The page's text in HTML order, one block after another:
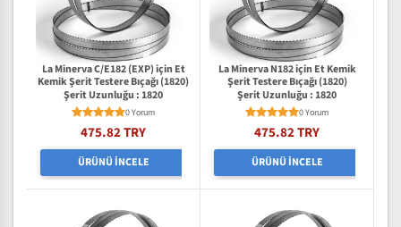
La Minerva C/E182 (EXP) için Et
Kemik Şerit Testere Bıçağı (1820)
Şerit Uzunluğu : 1820
0 Yorum
475.82 TRY
ÜRÜNÜ İNCELE
La Minerva N182 için Et Kemik
Şerit Testere Bıçağı (1820)
Şerit Uzunluğu : 1820
0 Yorum
475.82 TRY
ÜRÜNÜ İNCELE